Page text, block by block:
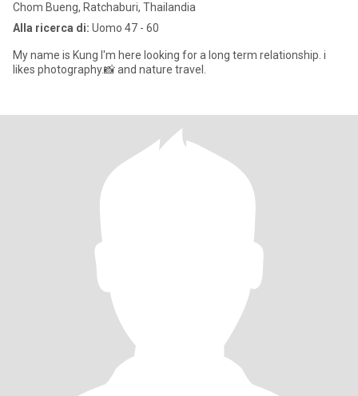
Chom Bueng, Ratchaburi, Thailandia
Alla ricerca di: Uomo 47 - 60
My name is Kung I'm here looking for a long term relationship. i
likes photography.📸 and nature travel.